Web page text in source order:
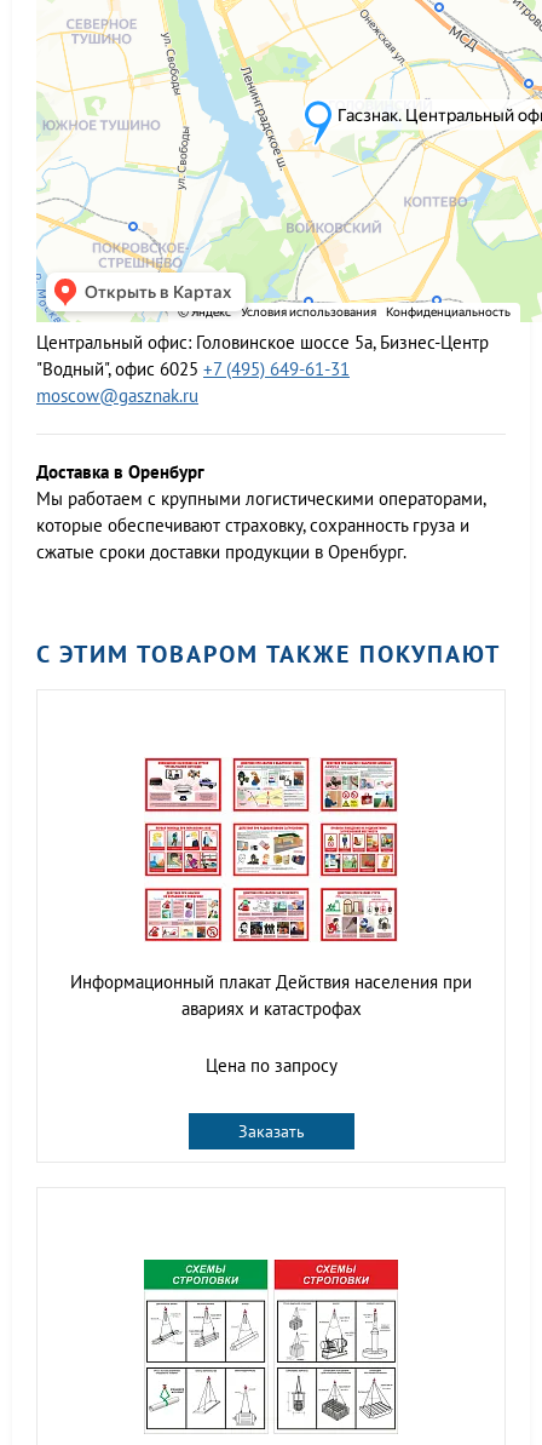
Центральный офис: Головинское шоссе 5а, Бизнес-Центр
"Водный", офис 6025 +7 (495) 649-61-31
moscow@gasznak.ru
Доставка в Оренбург
Мы работаем c крупными логистическими операторами,
которые обеспечивают страховку, сохранность груза и
сжатые сроки доставки продукции в Оренбург.
С ЭТИМ ТОВАРОМ ТАКЖЕ ПОКУПАЮТ
Информационный плакат Действия населения при
авариях и катастрофах
Цена по запросу
Заказать